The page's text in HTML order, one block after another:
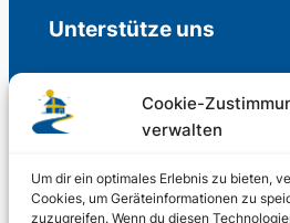
Cookie-
verwalten
Um dir ein optimales Erlebnis zu bieten,
Cookies, um Geräteinformationen zu
zuzugreifen. Wenn du diesen
Unterstütze uns
Freiwillige Spenden für die